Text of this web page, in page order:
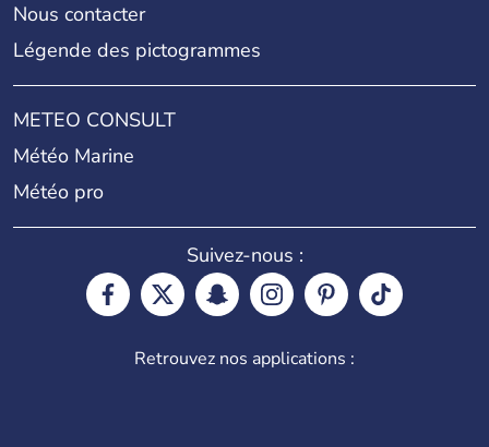
Nous contacter
Légende des pictogrammes
METEO CONSULT
Météo Marine
Météo pro
Suivez-nous :
Retrouvez nos applications :